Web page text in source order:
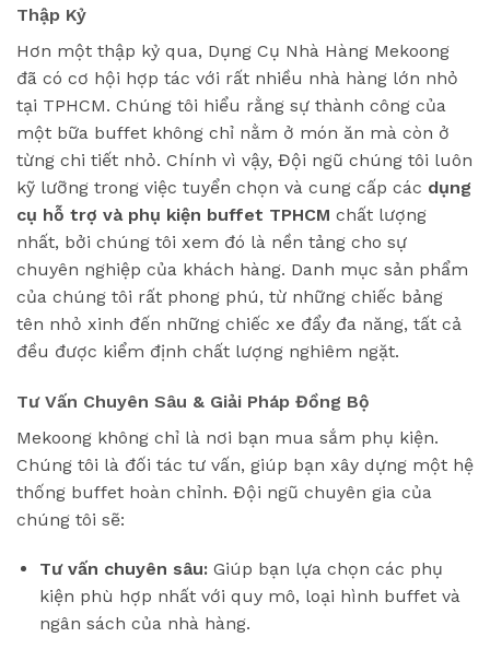
Thập Kỷ
Hơn một thập kỷ qua, Dụng Cụ Nhà Hàng Mekoong
đã có cơ hội hợp tác với rất nhiều nhà hàng lớn nhỏ
tại TPHCM. Chúng tôi hiểu rằng sự thành công của
một bữa buffet không chỉ nằm ở món ăn mà còn ở
từng chi tiết nhỏ. Chính vì vậy, Đội ngũ chúng tôi luôn
kỹ lưỡng trong việc tuyển chọn và cung cấp các dụng
cụ hỗ trợ và phụ kiện buffet TPHCM chất lượng
nhất, bởi chúng tôi xem đó là nền tảng cho sự
chuyên nghiệp của khách hàng. Danh mục sản phẩm
của chúng tôi rất phong phú, từ những chiếc bảng
tên nhỏ xinh đến những chiếc xe đẩy đa năng, tất cả
đều được kiểm định chất lượng nghiêm ngặt.
Tư Vấn Chuyên Sâu & Giải Pháp Đồng Bộ
Mekoong không chỉ là nơi bạn mua sắm phụ kiện.
Chúng tôi là đối tác tư vấn, giúp bạn xây dựng một hệ
thống buffet hoàn chỉnh. Đội ngũ chuyên gia của
chúng tôi sẽ:
Tư vấn chuyên sâu:Giúp bạn lựa chọn các phụ
kiện phù hợp nhất với quy mô, loại hình buffet và
ngân sách của nhà hàng.